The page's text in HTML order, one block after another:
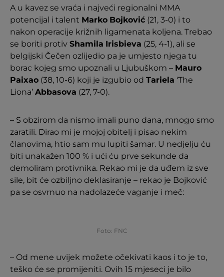
A u kavez se vraća i najveći regionalni MMA
potencijal i talent Marko Bojković (21, 3-0) i to
nakon operacije križnih ligamenata koljena. Trebao
se boriti protiv Shamila Irisbieva (25, 4-1), ali se
belgijski Čečen ozlijedio pa je umjesto njega tu
borac kojeg smo upoznali u Ljubuškom – Mauro
Paixao (38, 10-6) koji je izgubio od Tariela ‘The
Liona’ Abbasova (27, 7-0).
– S obzirom da nismo imali puno dana, mnogo smo
zaratili. Dirao mi je mojoj obitelj i pisao nekim
članovima, htio sam mu lupiti šamar. U nedjelju ću
biti unakažen 100 % i ući ću prve sekunde da
demoliram protivnika. Rekao mi je da uđem iz sve
sile, bit će ozbiljno deklasiranje – rekao je Bojković
pa se osvrnuo na nadolazeće vaganje i meč:
Foto: FNC
– Od mene uvijek možete očekivati kaos i to je to,
teško će se promijeniti. Ovih 15 mjeseci je bilo